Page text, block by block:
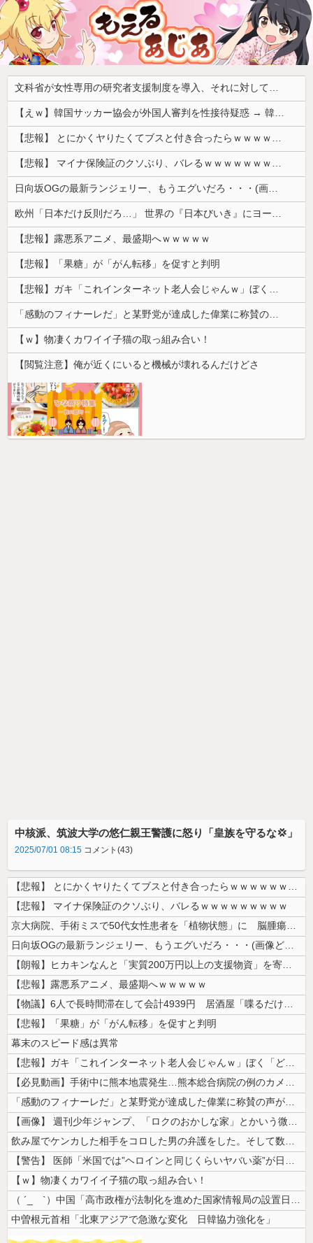
文科省が女性専用の研究者支援制度を導入、それに対して子育て負担に苦しむ若手男性研究者は……
【えｗ】韓国サッカー協会が外国人審判を性接待疑惑 → 韓国ネットに動揺広がる「信じられない」「要求した外国人審判もおかしい」「韓国以外の国にも要求しているのでは」
【悲報】 とにかくヤりたくてブスと付き合ったらｗｗｗｗｗｗｗｗｗｗｗｗｗｗｗ
【悲報】 マイナ保険証のクソぶり、バレるｗｗｗｗｗｗｗｗｗ
日向坂OGの最新ランジェリー、もうエグいだろ・・・(画像どーん)
欧州「日本だけ反則だろ…」 世界の『日本びいき』にヨーロッパ全土から不満の声
【悲報】露悪系アニメ、最盛期へｗｗｗｗｗ
【悲報】「果糖」が「がん転移」を促すと判明
【悲報】ガキ「これインターネット老人会じゃんｗ」ぼく「どれどれ…」ガキ「ニコニコ！らきすた！ボカロ！」ぼく「はぁ…」
「感動のフィナーレだ」と某野党が達成した偉業に称賛の声が殺到、なんかヒーロー番組の最終回を見ているような気分に……
【ｗ】物凄くカワイイ子猫の取っ組み合い！
【閲覧注意】俺が近くにいると機械が壊れるんだけどさ
中核派、筑波大学の悠仁親王警護に怒り「皇族を守るな💢」
2025/07/01 08:15 コメント(43)
【悲報】 とにかくヤりたくてブスと付き合ったらｗｗｗｗｗｗｗｗｗｗｗｗ...
【悲報】 マイナ保険証のクソぶり、バレるｗｗｗｗｗｗｗｗｗ
京大病院、手術ミスで50代女性患者を「植物状態」に 脳腫瘍摘出手術で腫...
日向坂OGの最新ランジェリー、もうエグいだろ・・・(画像どーん)
【朗報】ヒカキンなんと「実質200万円以上の支援物資」を寄付してしまう
【悲報】露悪系アニメ、最盛期へｗｗｗｗｗ
【物議】6人で長時間滞在して会計4939円 居酒屋「喋るだけなら公園に...
【悲報】「果糖」が「がん転移」を促すと判明
幕末のスピード感は異常
【悲報】ガキ「これインターネット老人会じゃんｗ」ぼく「どれどれ…」ガキ...
【必見動画】手術中に熊本地震発生…熊本総合病院の例のカメラ映像、ノーカ...
「感動のフィナーレだ」と某野党が達成した偉業に称賛の声が殺到、なんかヒ...
【画像】 週刊少年ジャンプ、「ロクのおかしな家」とかいう微妙な漫画を巻...
飲み屋でケンカした相手をコロした男の弁護をした。そして数年後、因果応報...
【警告】 医師「米国では”ヘロインと同じくらいヤバい薬”が日本では平気...
【ｗ】物凄くカワイイ子猫の取っ組み合い！
（ ´_ゝ`）中国「高市政権が法制化を進めた国家情報局の設置日が7月3...
中曽根元首相「北東アジアで急激な変化 日韓協力強化を」